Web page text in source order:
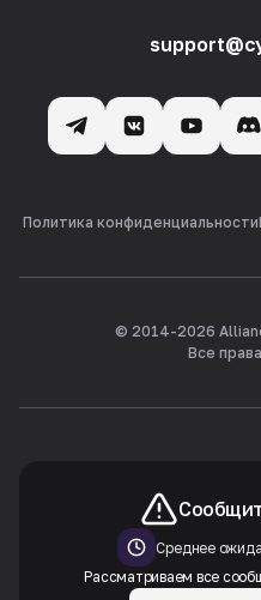
Политика конфиденциальности
© 2014-2026
Все
Среднее
Рассматриваем все